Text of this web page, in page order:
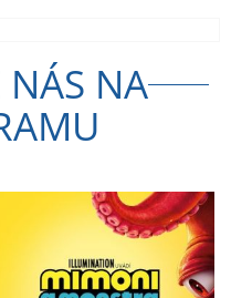
NÁS NA